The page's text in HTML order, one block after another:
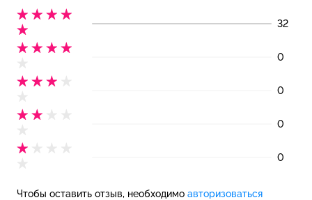
32
0
0
0
0
Чтобы оставить отзыв, необходимо авторизоваться